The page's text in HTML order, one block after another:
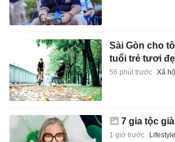
Sài Gòn cho
tuổi trẻ tươi
56 phút trước Xã
7 gia tộc
1 giờ trước Lifestyle